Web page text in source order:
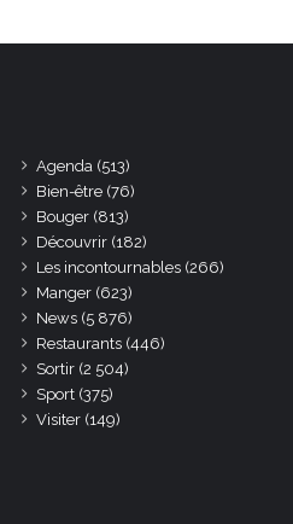
Agenda (513)
Bien-être (76)
Bouger (813)
Découvrir (182)
Les incontournables (266)
Manger (623)
News (5 876)
Restaurants (446)
Sortir (2 504)
Sport (375)
Visiter (149)